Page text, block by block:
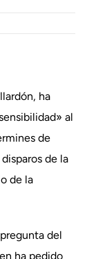
ha
al
de
de la
de la
del
ha pedido